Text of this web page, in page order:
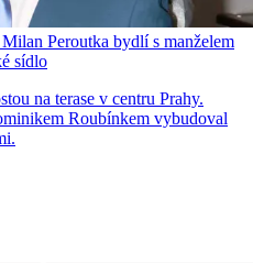
Peroutka bydlí s manželem
sídlo
na terase v centru Prahy.
Roubínkem vybudoval